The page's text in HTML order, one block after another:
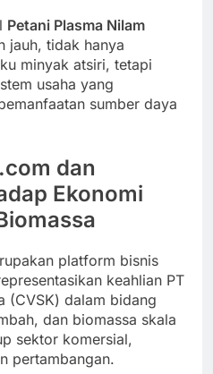
Petani Plasma Nilam
jauh, tidak hanya
minyak atsiri, tetapi
usaha yang
sumber daya
dan
Ekonomi
platform bisnis
keahlian PT
(CVSK) dalam bidang
dan biomassa skala
sektor komersial,
pertambangan.